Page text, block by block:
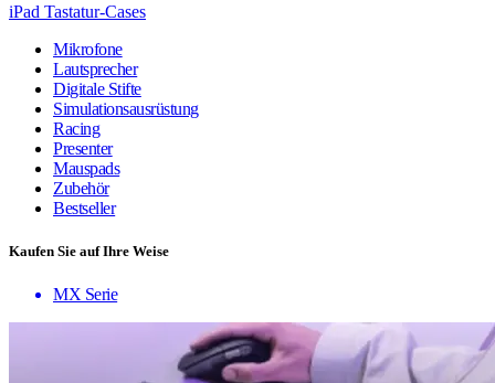
iPad Tastatur-Cases
Mikrofone
Lautsprecher
Digitale Stifte
Simulationsausrüstung
Racing
Presenter
Mauspads
Zubehör
Bestseller
Kaufen Sie auf Ihre Weise
MX Serie